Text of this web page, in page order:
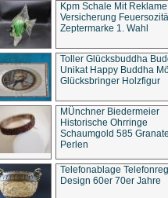
Kpm Schale Mit Reklame
Versicherung
Zeptermarke 1. Wahl
Toller Glücksbuddha
Unikat Happy Buddha
Glücksbringer Holzfigur
MÜnchner Biedermeier
Historische Ohrringe
Schaumgold 585
Perlen
Telefonablage
Design 60er 70er Jahre